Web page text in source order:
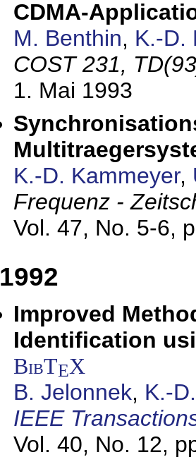
CDMA-
M. Benthin, K.-D.
COST 231,
1. Mai 1993
K.-D. Kammeyer,
Frequenz -
Vol. 47, No. 5-6,
1992
Improved
Identification
BibTEX
B. Jelonnek, K.-
IEEE
Vol. 40, No. 12,